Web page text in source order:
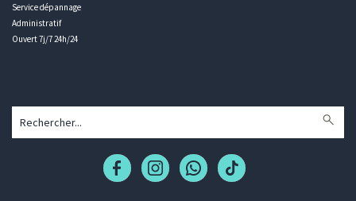
Service dépannage
Administratif
Ouvert 7j/7 24h/24